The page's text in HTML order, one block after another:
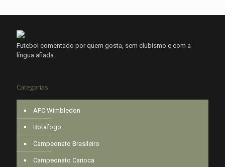
Futebol comentado por quem gosta, sem clubismo e com a
língua afiada.
Categorias
AFC Wimbledon
Botafogo
Campeonato Brasileiro
Campeonato Carioca